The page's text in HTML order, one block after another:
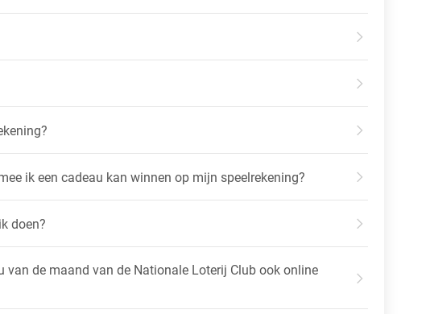
ik een cadeau kan winnen op mijn speelrekening?
doen?
de maand van de Nationale Loterij Club ook online